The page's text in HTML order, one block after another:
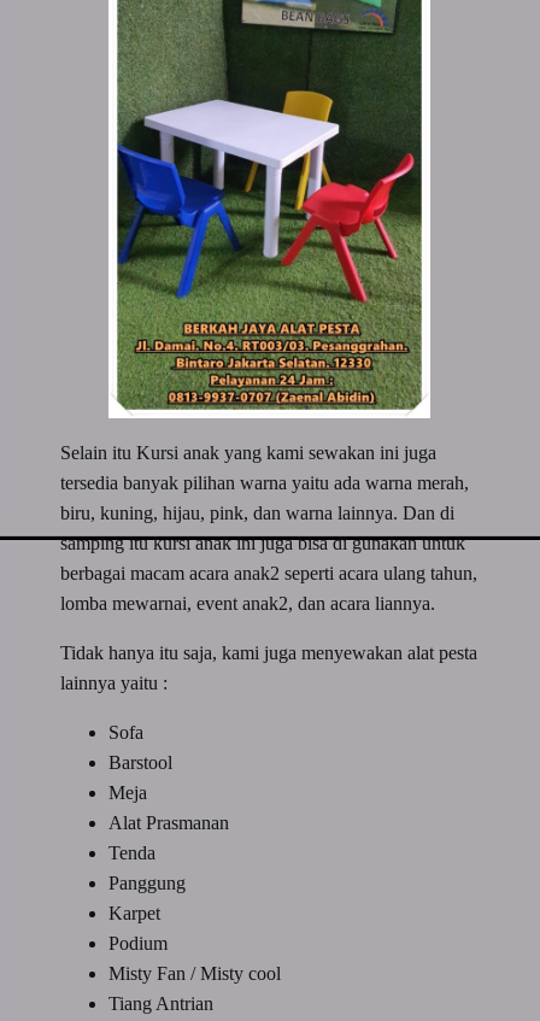
Selain itu Kursi anak yang kami sewakan ini juga
tersedia banyak pilihan warna yaitu ada warna merah,
biru, kuning, hijau, pink, dan warna lainnya. Dan di
samping itu kursi anak ini juga bisa di gunakan untuk
berbagai macam acara anak2 seperti acara ulang tahun,
lomba mewarnai, event anak2, dan acara liannya.
Tidak hanya itu saja, kami juga menyewakan alat pesta
lainnya yaitu :
Sofa
Barstool
Meja
Alat Prasmanan
Tenda
Panggung
Karpet
Podium
Misty Fan / Misty cool
Tiang Antrian